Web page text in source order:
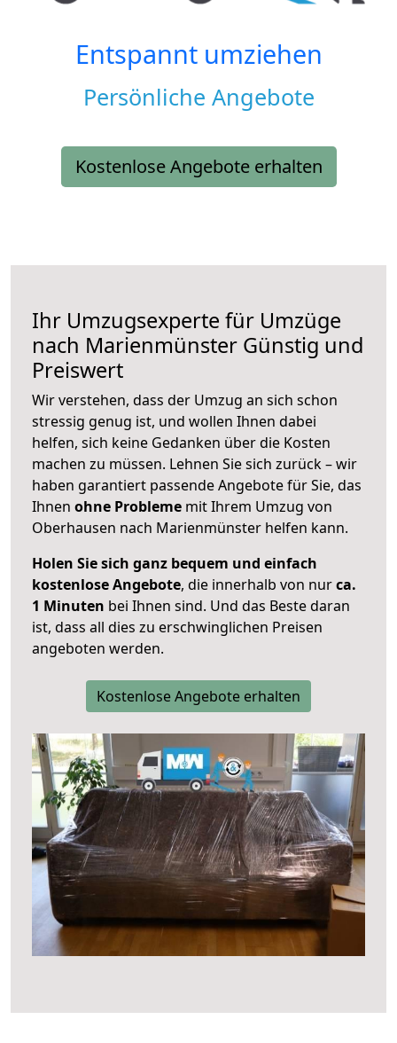
Entspannt umziehen
Persönliche Angebote
Kostenlose Angebote erhalten
Ihr Umzugsexperte für Umzüge
nach Marienmünster Günstig und
Preiswert
Wir verstehen, dass der Umzug an sich schon
stressig genug ist, und wollen Ihnen dabei
helfen, sich keine Gedanken über die Kosten
machen zu müssen. Lehnen Sie sich zurück – wir
haben garantiert passende Angebote für Sie, das
Ihnen ohne Probleme mit Ihrem Umzug von
Oberhausen nach Marienmünster helfen kann.
Holen Sie sich ganz bequem und einfach
kostenlose Angebote, die innerhalb von nurca.
1 Minuten bei Ihnen sind. Und das Beste daran
ist, dass all dies zu erschwinglichen Preisen
angeboten werden.
Kostenlose Angebote erhalten